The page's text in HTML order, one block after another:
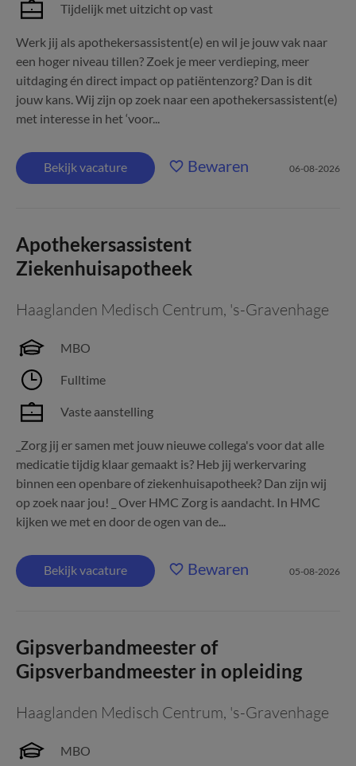
Tijdelijk met uitzicht op vast
Werk jij als apothekersassistent(e) en wil je jouw vak naar
een hoger niveau tillen? Zoek je meer verdieping, meer
uitdaging én direct impact op patiëntenzorg? Dan is dit
jouw kans. Wij zijn op zoek naar een apothekersassistent(e)
met interesse in het ‘voor...
Bekijk vacature Bewaren 06-08-2026
Apothekersassistent
Ziekenhuisapotheek
Haaglanden Medisch Centrum, 's-Gravenhage
MBO
Fulltime
Vaste aanstelling
_Zorg jij er samen met jouw nieuwe collega's voor dat alle
medicatie tijdig klaar gemaakt is? Heb jij werkervaring
binnen een openbare of ziekenhuisapotheek? Dan zijn wij
op zoek naar jou! _ Over HMC Zorg is aandacht. In HMC
kijken we met en door de ogen van de...
Bekijk vacature Bewaren 05-08-2026
Gipsverbandmeester of
Gipsverbandmeester in opleiding
Haaglanden Medisch Centrum, 's-Gravenhage
MBO